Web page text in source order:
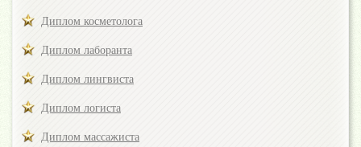
Диплом косметолога
Диплом лаборанта
Диплом лингвиста
Диплом логиста
Диплом массажиста